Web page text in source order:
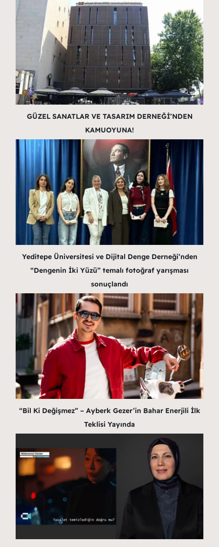
GÜZEL SANATLAR VE TASARIM DERNEĞİ’NDEN
KAMUOYUNA!
Yeditepe Üniversitesi ve Dijital Denge Derneği’nden
“Dengenin İki Yüzü” temalı fotoğraf yarışması
sonuçlandı
“Bil Ki Değişmez” – Ayberk Gezer’in Bahar Enerjili İlk
Teklisi Yayında